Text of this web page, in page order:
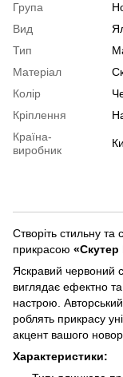
Група
Вид
Тип
Матеріал
Колір
Кріплення
Країна-
виробник
Створіть стильну
прикрасою «Скутер
Яскравий червоний
виглядає ефектно
настрою.
роблять прикрасу
акцент вашого
Характеристики: